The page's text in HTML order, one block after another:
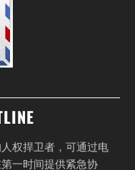
权捍卫者，可通过电
一时间提供紧急协